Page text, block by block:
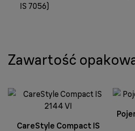
IS 7056)
Zawartość
CareStyle Compact IS